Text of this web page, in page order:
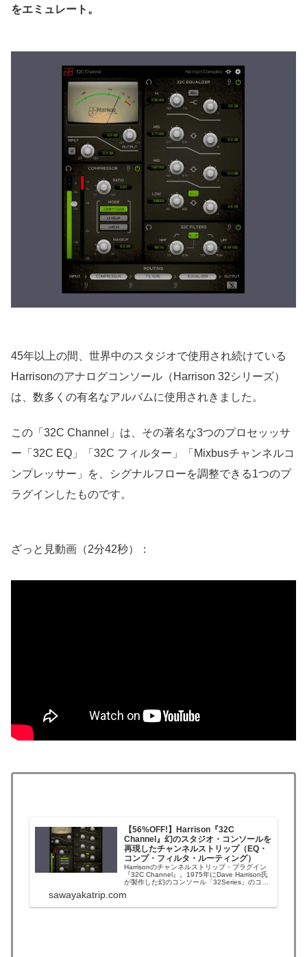
をエミュレート。
45年以上の間、世界中のスタジオで使用され続けている
Harrisonのアナログコンソール（Harrison 32シリーズ）
は、数多くの有名なアルバムに使用されきました。
この「32C Channel」は、その著名な3つのプロセッッサ
ー「32C EQ」「32C フィルター」「Mixbusチャンネルコ
ンプレッサー」を、シグナルフローを調整できる1つのプ
ラグインしたものです。
ざっと見動画（2分42秒）：
【56%OFF!】Harrison『32C
Channel』幻のスタジオ・コンソールを
再現したチャンネルストリップ（EQ・
コンプ・フィルタ・ルーティング）
Harrisonのチャンネルストリップ・プラグイン
『32C Channel』。1975年にDave Harrison氏
が製作した幻のコンソール「32Series」のコン
インです。『Harrison Consoles ホリデーセー
sawayakatrip.com